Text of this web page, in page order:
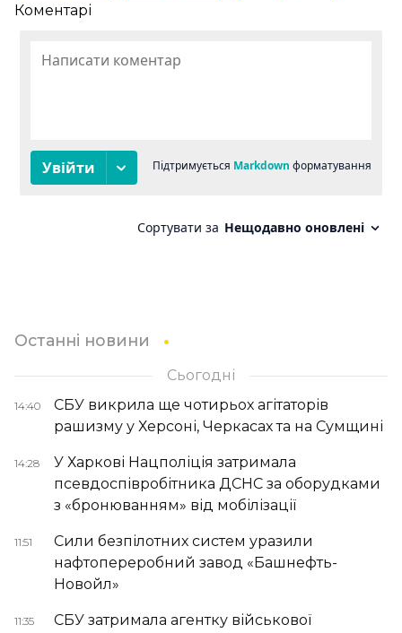
Коментарі
Останні новини
Сьогодні
14:40
СБУ викрила ще чотирьох агітаторів
рашизму у Херсоні, Черкасах та на Сумщині
14:28
У Харкові Нацполіція затримала
псевдоспівробітника ДСНС за оборудками
з «бронюванням» від мобілізації
11:51
Сили безпілотних систем уразили
нафтопереробний завод «Башнефть-
Новойл»
11:35 СБУ затримала агентку військової